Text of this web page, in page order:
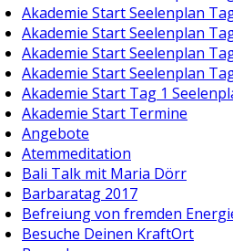
Akademie Start Seelenplan
Akademie Start Seelenplan
Akademie Start Seelenplan
Akademie Start Seelenplan
Akademie Start Tag 1
Akademie Start Termine
Angebote
Atemmeditation
Bali Talk mit Maria Dörr
Barbaratag 2017
Befreiung von fremden
Besuche Deinen KraftOrt